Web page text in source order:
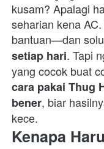
kusam? Apalagi
seharian kena
bantuan—dan
setiap hari. Tapi
yang cocok buat
cara pakai Thug
bener, biar
kece.
Kenapa